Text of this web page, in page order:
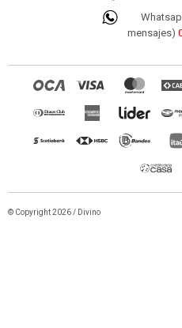
mensajes)
© Copyright 2026 / Divino